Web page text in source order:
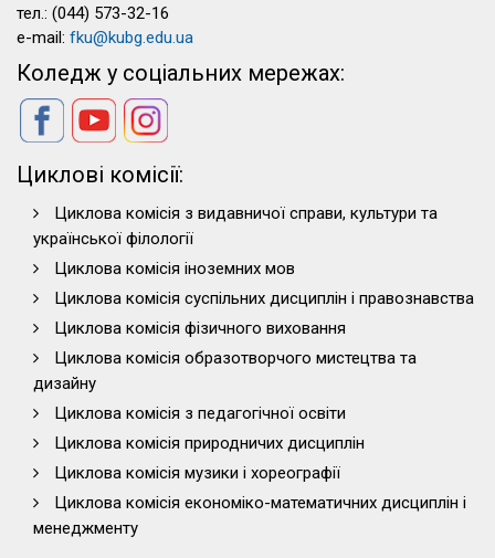
тел.: (044) 573-32-16
e-mail: fku@kubg.edu.ua
Коледж у соціальних мережах:
Циклові комісії:
Циклова комісія з видавничої справи, культури та
української філології
Циклова комісія іноземних мов
Циклова комісія суспільних дисциплін і правознавства
Циклова комісія фізичного виховання
Циклова комісія образотворчого мистецтва та
дизайну
Циклова комісія з педагогічної освіти
Циклова комісія природничих дисциплін
Циклова комісія музики і хореографії
Циклова комісія економіко-математичних дисциплін і
менеджменту